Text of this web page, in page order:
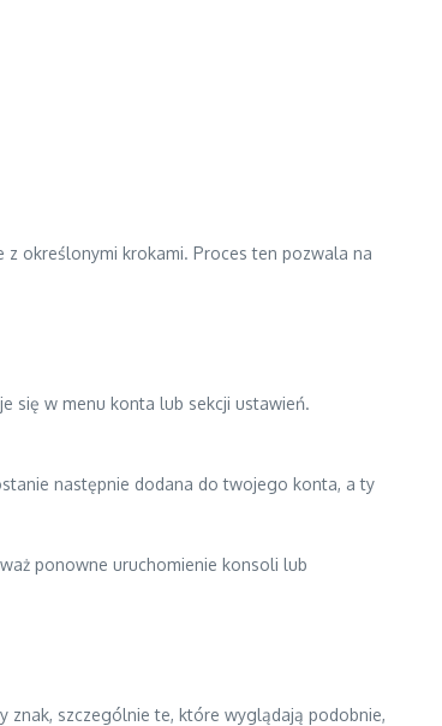
określonymi krokami. Proces ten pozwala na
się w menu konta lub sekcji ustawień.
następnie dodana do twojego konta, a ty
ponowne uruchomienie konsoli lub
znak, szczególnie te, które wyglądają podobnie,